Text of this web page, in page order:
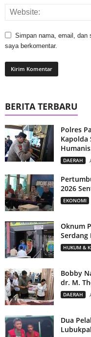
Simpan nama, email, dan
saya berkomentar.
BERITA TERBARU
Polres
Kapolda
DAERAH
2026
EKONOMI
Oknum
Serdang
HUKUM &
Bobby
dr. M.
DAERAH
Dua